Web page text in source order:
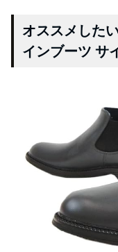
オススメした
インブーツ サ